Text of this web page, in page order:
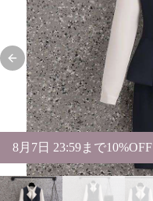
Previous slide
8月 7日 23:59まで10%OFF